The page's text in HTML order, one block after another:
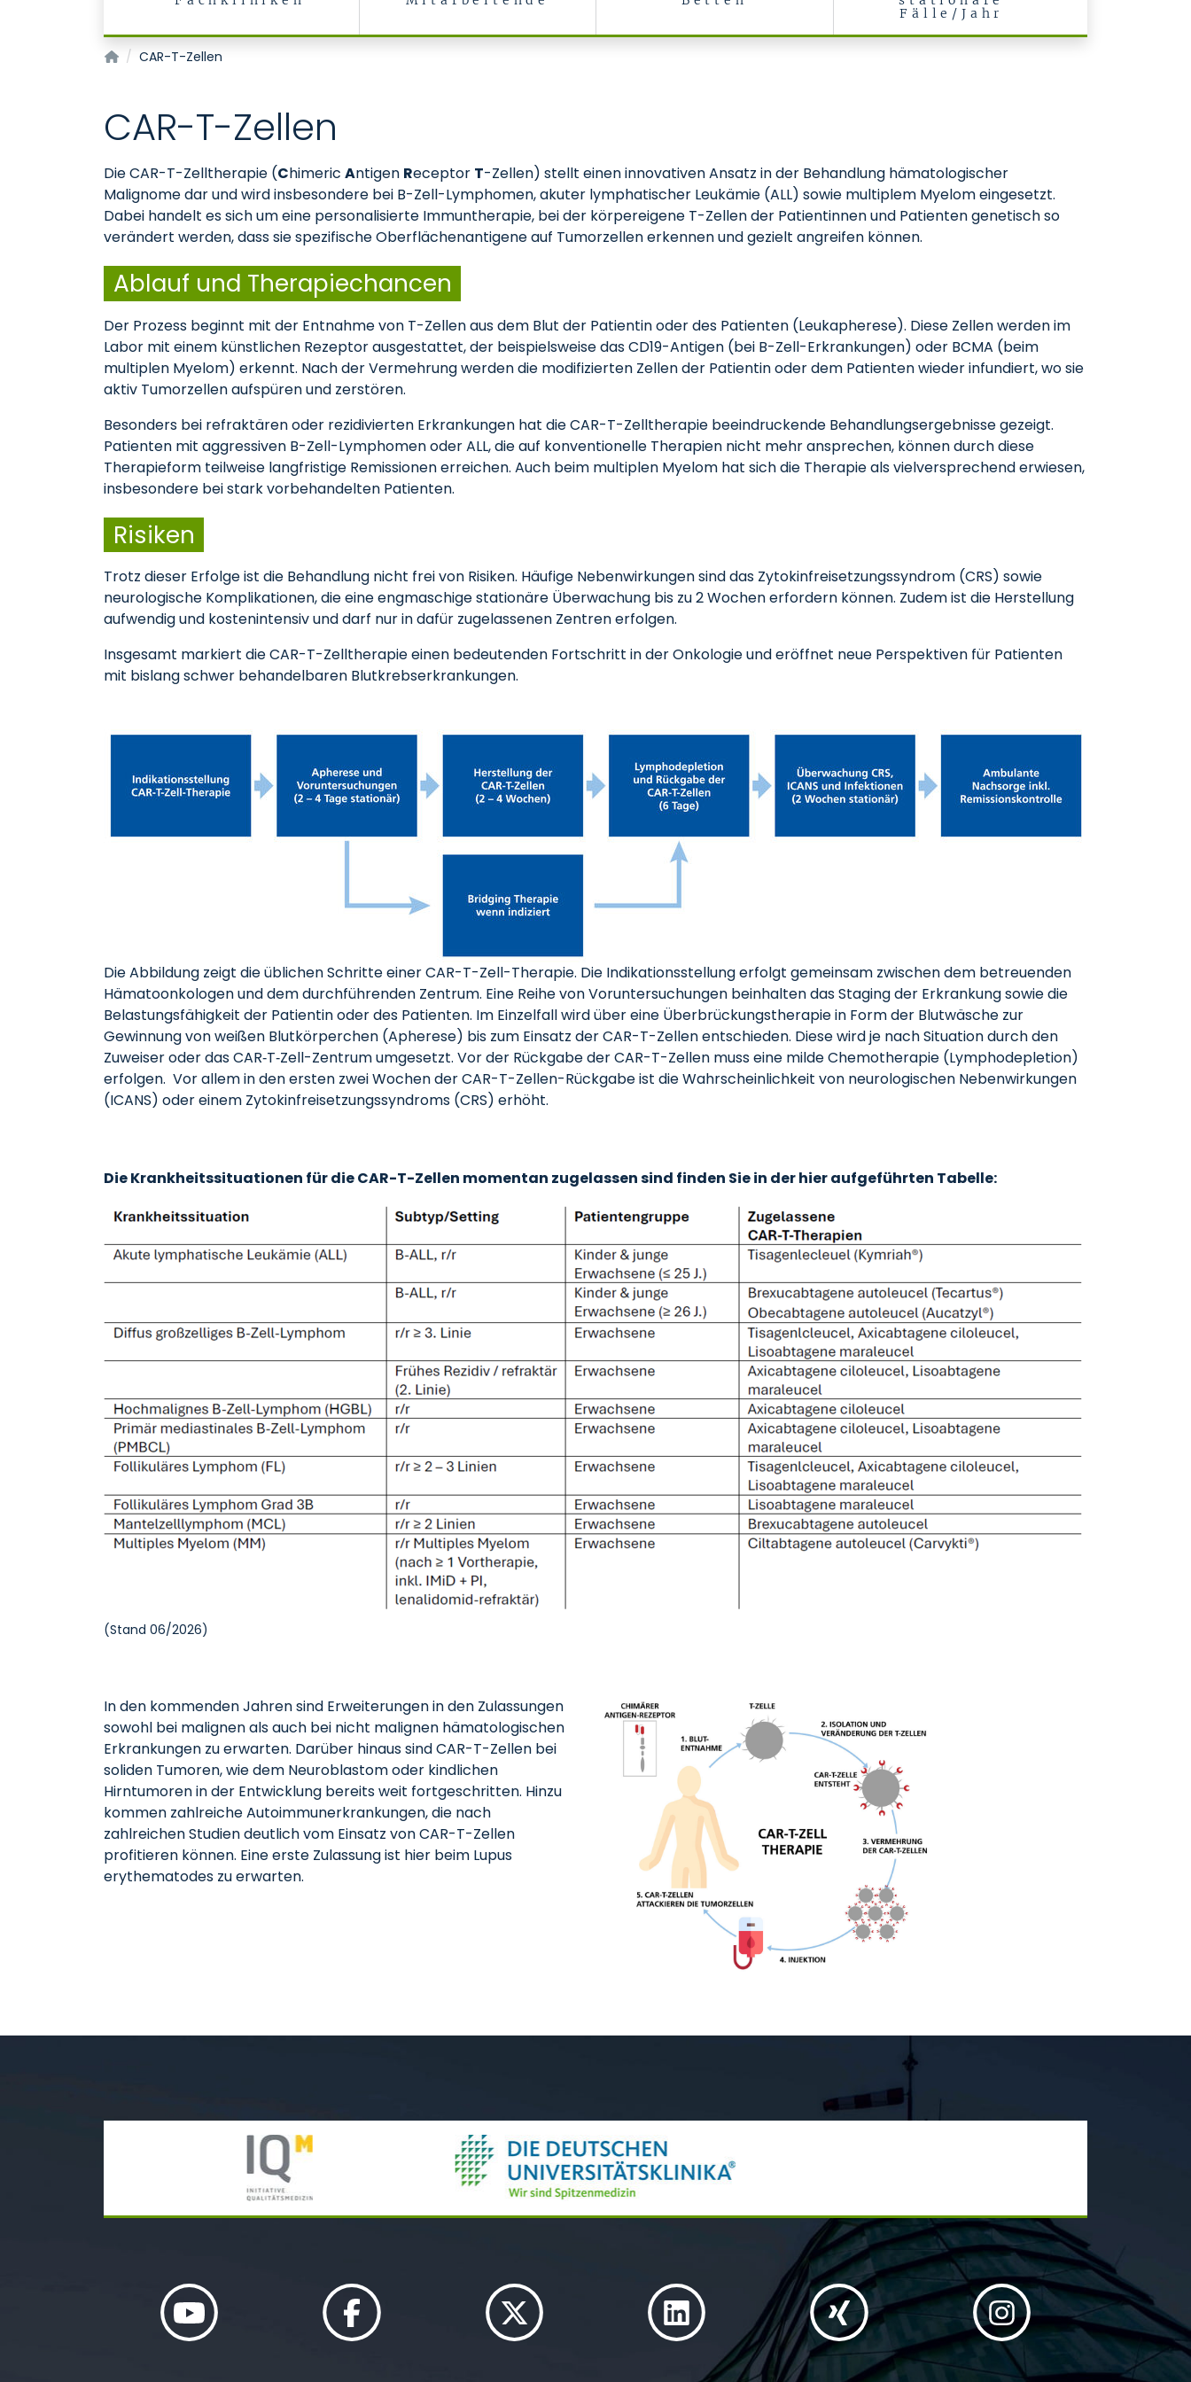
Fälle/Jahr
Zentrum für Zell- und Gentherapie Aachen (ZGCT-A)
CAR-T-Zellen
CAR-T-Zellen
Die CAR-T-Zelltherapie (Chimeric Antigen Receptor T-Zellen) stellt einen innovativen Ansatz in der Behandlung hämatologischer
Malignome dar und wird insbesondere bei B-Zell-Lymphomen, akuter lymphatischer Leukämie (ALL) sowie multiplem Myelom eingesetzt.
Dabei handelt es sich um eine personalisierte Immuntherapie, bei der körpereigene T-Zellen der Patientinnen und Patienten genetisch so
verändert werden, dass sie spezifische Oberflächenantigene auf Tumorzellen erkennen und gezielt angreifen können.
Ablauf und Therapiechancen
Der Prozess beginnt mit der Entnahme von T-Zellen aus dem Blut der Patientin oder des Patienten (Leukapherese). Diese Zellen werden im
Labor mit einem künstlichen Rezeptor ausgestattet, der beispielsweise das CD19-Antigen (bei B-Zell-Erkrankungen) oder BCMA (beim
multiplen Myelom) erkennt. Nach der Vermehrung werden die modifizierten Zellen der Patientin oder dem Patienten wieder infundiert, wo sie
aktiv Tumorzellen aufspüren und zerstören.
Besonders bei refraktären oder rezidivierten Erkrankungen hat die CAR-T-Zelltherapie beeindruckende Behandlungsergebnisse gezeigt.
Patienten mit aggressiven B-Zell-Lymphomen oder ALL, die auf konventionelle Therapien nicht mehr ansprechen, können durch diese
Therapieform teilweise langfristige Remissionen erreichen. Auch beim multiplen Myelom hat sich die Therapie als vielversprechend erwiesen,
insbesondere bei stark vorbehandelten Patienten.
Risiken
Trotz dieser Erfolge ist die Behandlung nicht frei von Risiken. Häufige Nebenwirkungen sind das Zytokinfreisetzungssyndrom (CRS) sowie
neurologische Komplikationen, die eine engmaschige stationäre Überwachung bis zu 2 Wochen erfordern können. Zudem ist die Herstellung
aufwendig und kostenintensiv und darf nur in dafür zugelassenen Zentren erfolgen.
Insgesamt markiert die CAR-T-Zelltherapie einen bedeutenden Fortschritt in der Onkologie und eröffnet neue Perspektiven für Patienten
mit bislang schwer behandelbaren Blutkrebserkrankungen.
Die Abbildung zeigt die üblichen Schritte einer CAR-T-Zell-Therapie. Die Indikationsstellung erfolgt gemeinsam zwischen dem betreuenden
Hämatoonkologen und dem durchführenden Zentrum. Eine Reihe von Voruntersuchungen beinhalten das Staging der Erkrankung sowie die
Belastungsfähigkeit der Patientin oder des Patienten. Im Einzelfall wird über eine Überbrückungstherapie in Form der Blutwäsche zur
Gewinnung von weißen Blutkörperchen (Apherese) bis zum Einsatz der CAR-T-Zellen entschieden. Diese wird je nach Situation durch den
Zuweiser oder das CAR‑T‑Zell-Zentrum umgesetzt. Vor der Rückgabe der CAR-T-Zellen muss eine milde Chemotherapie (Lymphodepletion)
erfolgen. Vor allem in den ersten zwei Wochen der CAR-T-Zellen-Rückgabe ist die Wahrscheinlichkeit von neurologischen Nebenwirkungen
(ICANS) oder einem Zytokinfreisetzungssyndroms (CRS) erhöht.
Die Krankheitssituationen für die CAR-T-Zellen momentan zugelassen sind finden Sie in der hier aufgeführten Tabelle:
(Stand 06/2026)
In den kommenden Jahren sind Erweiterungen in den Zulassungen
sowohl bei malignen als auch bei nicht malignen hämatologischen
Erkrankungen zu erwarten. Darüber hinaus sind CAR-T-Zellen bei
soliden Tumoren, wie dem Neuroblastom oder kindlichen
Hirntumoren in der Entwicklung bereits weit fortgeschritten. Hinzu
kommen zahlreiche Autoimmunerkrankungen, die nach
zahlreichen Studien deutlich vom Einsatz von CAR-T-Zellen
profitieren können. Eine erste Zulassung ist hier beim Lupus
erythematodes zu erwarten.